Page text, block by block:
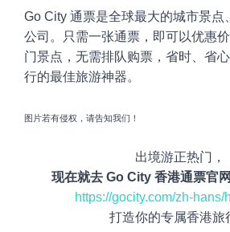
Go City 通票是全球最大的城市景点
公司。只需一张通票，即可以优惠
门景点，无需排队购票，省时、省
行的最佳旅游神器。
图片若有侵权，请告知我们！
出境游正热门，
现在就去 Go City 香港通票官
https://gocity.com/zh-hans/
打造你的专属香港旅